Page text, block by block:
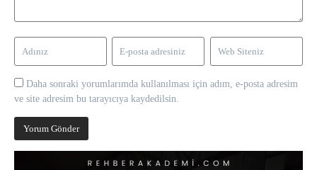
Daha sonraki yorumlarımda kullanılması için adım, e-posta adresim
ve site adresim bu tarayıcıya kaydedilsin.